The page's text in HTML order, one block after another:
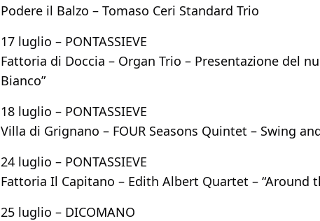
Podere il Balzo – Tomaso Ceri Standard Trio
17 luglio – PONTASSIEVE
Fattoria di Doccia – Organ Trio – Presentazione del
Bianco”
18 luglio – PONTASSIEVE
Villa di Grignano – FOUR Seasons Quintet – Swing
24 luglio – PONTASSIEVE
Fattoria Il Capitano – Edith Albert Quartet – “Around
25 luglio – DICOMANO